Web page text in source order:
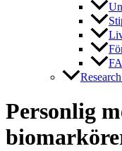
Personlig